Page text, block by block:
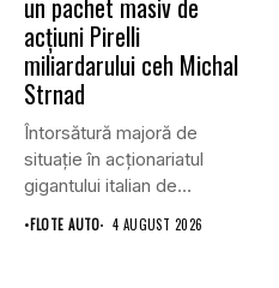
un pachet masiv de
acțiuni Pirelli
miliardarului ceh Michal
Strnad
Întorsătură majoră de
situație în acționariatul
gigantului italian de
anvelope Pirelli.
•FLOTE AUTO 4 AUGUST 2026